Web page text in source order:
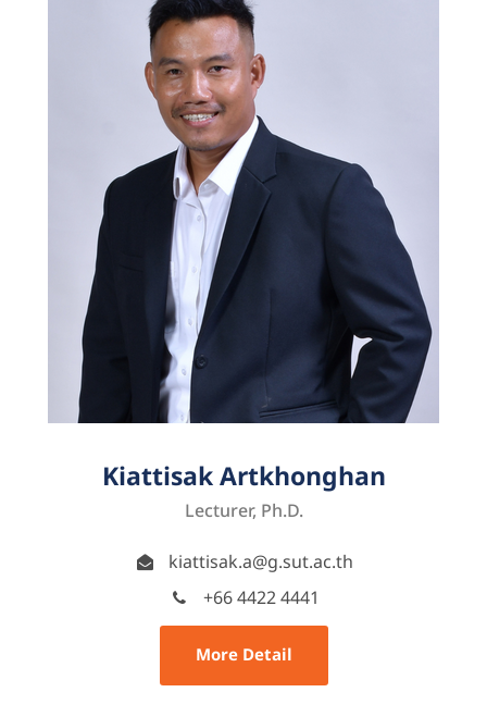
Kiattisak Artkhonghan
Lecturer, Ph.D.
kiattisak.a@g.sut.ac.th
+66 4422 4441
More Detail